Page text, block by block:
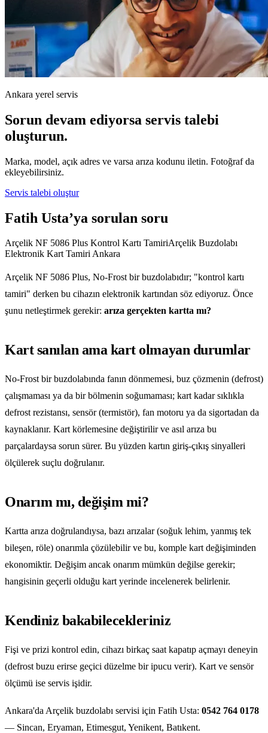
Ankara yerel servis
Sorun devam ediyorsa servis talebi
oluşturun.
Marka, model, açık adres ve varsa arıza kodunu iletin. Fotoğraf da
ekleyebilirsiniz.
Servis talebi oluştur
Fatih Usta’ya sorulan soru
Arçelik NF 5086 Plus Kontrol Kartı TamiriArçelik Buzdolabı
Elektronik Kart Tamiri Ankara
Arçelik NF 5086 Plus, No-Frost bir buzdolabıdır; "kontrol kartı
tamiri" derken bu cihazın elektronik kartından söz ediyoruz. Önce
şunu netleştirmek gerekir: arıza gerçekten kartta mı?
Kart sanılan ama kart olmayan durumlar
No-Frost bir buzdolabında fanın dönmemesi, buz çözmenin (defrost)
çalışmaması ya da bir bölmenin soğumaması; kart kadar sıklıkla
defrost rezistansı, sensör (termistör), fan motoru ya da sigortadan da
kaynaklanır. Kart körlemesine değiştirilir ve asıl arıza bu
parçalardaysa sorun sürer. Bu yüzden kartın giriş-çıkış sinyalleri
ölçülerek suçlu doğrulanır.
Onarım mı, değişim mi?
Kartta arıza doğrulandıysa, bazı arızalar (soğuk lehim, yanmış tek
bileşen, röle) onarımla çözülebilir ve bu, komple kart değişiminden
ekonomiktir. Değişim ancak onarım mümkün değilse gerekir;
hangisinin geçerli olduğu kart yerinde incelenerek belirlenir.
Kendiniz bakabilecekleriniz
Fişi ve prizi kontrol edin, cihazı birkaç saat kapatıp açmayı deneyin
(defrost buzu erirse geçici düzelme bir ipucu verir). Kart ve sensör
ölçümü ise servis işidir.
Ankara'da Arçelik buzdolabı servisi için Fatih Usta: 0542 764 0178
— Sincan, Eryaman, Etimesgut, Yenikent, Batıkent.